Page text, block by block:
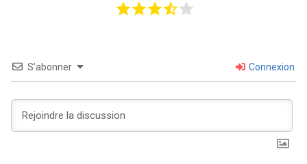
S’abonner Connexion